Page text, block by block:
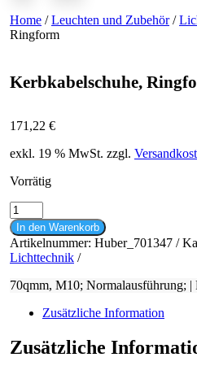
Home /Leuchten und Zubehör/
Ringform
Kerbkabelschuhe,
171,22 €
exkl. 19 % MwSt. zzgl.
Vorrätig
Kerbkabelschuhe,
Ringform
Menge
In den Warenkorb
Artikelnummer: Huber_701347
Lichttechnik
70qmm, M10; Normalausführung; |
Zusätzliche Information
Zusätzliche